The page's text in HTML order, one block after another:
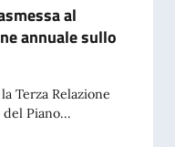
al
annuale sullo
Terza Relazione
Piano...